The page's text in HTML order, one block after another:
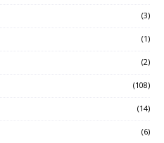
(3)
(1)
(2)
(108)
(14)
(6)